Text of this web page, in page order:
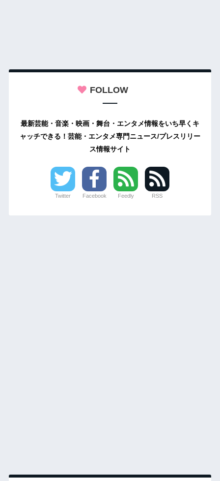
FOLLOW
最新芸能・音楽・映画・舞台・エンタメ情報をいち早くキ
ャッチできる！芸能・エンタメ専門ニュース/プレスリリー
ス情報サイト
Twitter Facebook Feedly RSS